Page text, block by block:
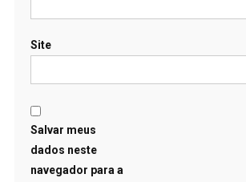
Site
Salvar meus
dados neste
navegador para a